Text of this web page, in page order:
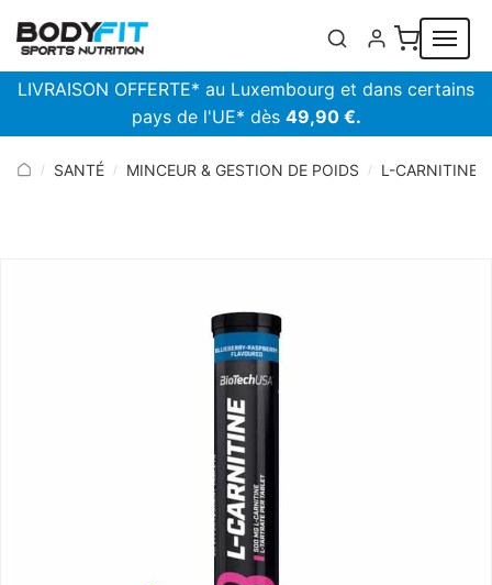
LIVRAISON OFFERTE* au Luxembourg et dans certains
pays de l'UE* dès 49,90 €.
/ SANTÉ / MINCEUR & GESTION DE POIDS / L-CARNITINE